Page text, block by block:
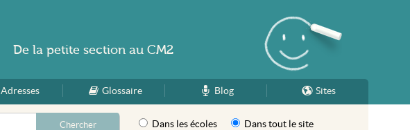
Adresses Glossaire Blog Sites
Dans les écoles Dans tout le site
De la petite section au CM2